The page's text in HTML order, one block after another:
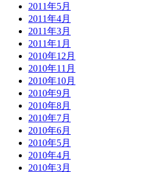
2011年5月
2011年4月
2011年3月
2011年1月
2010年12月
2010年11月
2010年10月
2010年9月
2010年8月
2010年7月
2010年6月
2010年5月
2010年4月
2010年3月